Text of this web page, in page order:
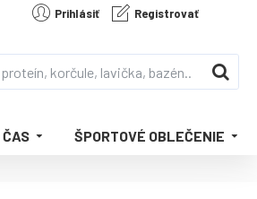
Prihlásiť Registrovať
ŠPORTOVÉ OBLEČENIE